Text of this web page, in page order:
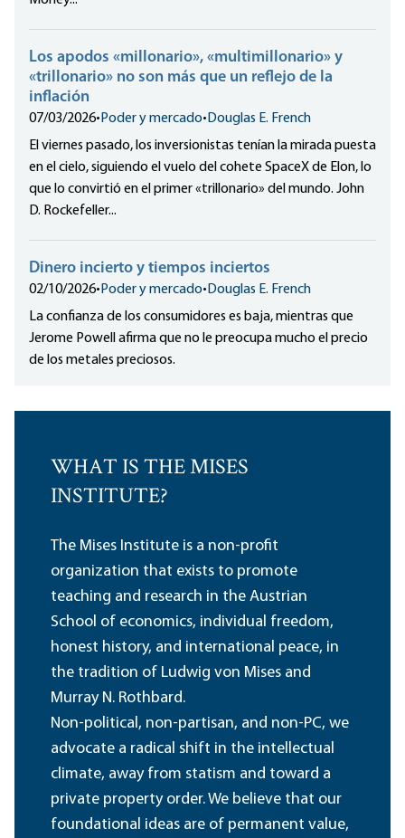
Los apodos «millonario», «multimillonario» y
«trillonario» no son más que un reflejo de la
inflación
07/03/2026• Poder y mercado• Douglas E. French
El viernes pasado, los inversionistas tenían la mirada puesta
en el cielo, siguiendo el vuelo del cohete SpaceX de Elon, lo
que lo convirtió en el primer «trillonario» del mundo. John
D. Rockefeller...
Dinero incierto y tiempos inciertos
02/10/2026• Poder y mercado• Douglas E. French
La confianza de los consumidores es baja, mientras que
Jerome Powell afirma que no le preocupa mucho el precio
de los metales preciosos.
WHAT IS THE MISES
INSTITUTE?
The Mises Institute is a non-profit
organization that exists to promote
teaching and research in the Austrian
School of economics, individual freedom,
honest history, and international peace, in
the tradition of Ludwig von Mises and
Murray N. Rothbard.
Non-political, non-partisan, and non-PC, we
advocate a radical shift in the intellectual
climate, away from statism and toward a
private property order. We believe that our
foundational ideas are of permanent value,